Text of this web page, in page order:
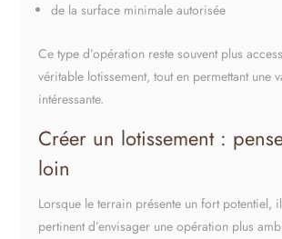
de la surface minimale autorisée
Ce type d’opération reste souvent plus
véritable lotissement, tout en permettant une
intéressante.
Créer un lotissement :
loin
Lorsque le terrain présente un fort potentiel,
pertinent d’envisager une opération plus